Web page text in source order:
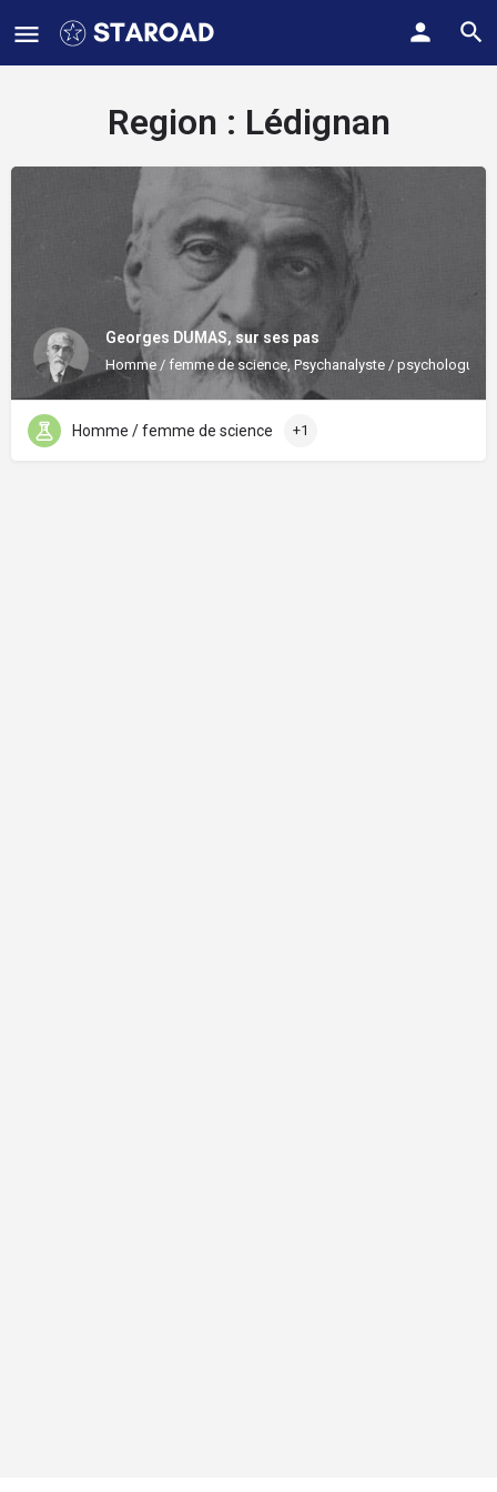
Region : Lédignan
Georges DUMAS, sur ses pas
Homme / femme de science, Psychanalyste / psychologue /
Homme / femme de science +1